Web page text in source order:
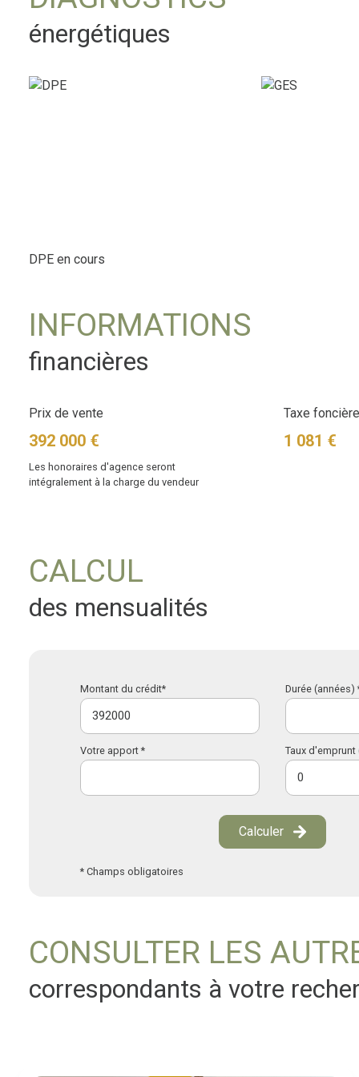
énergétiques
DPE en cours
INFORMATIONS
financières
Prix de vente
392 000 €
Les honoraires d'agence seront
intégralement à la charge du vendeur
Taxe
1 081 €
CALCUL
des mensualités
Montant du crédit* Durée (années)
Votre apport * Taux d'emprunt
Calculer
* Champs obligatoires
CONSULTER LES
correspondants à votre